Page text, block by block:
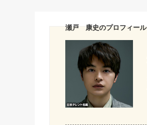
瀬戸 康史のプロフィール